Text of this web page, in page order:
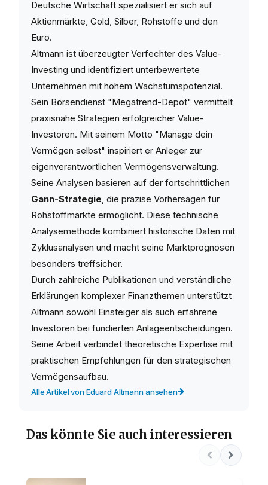
Deutsche Wirtschaft spezialisiert er sich auf
Aktienmärkte, Gold, Silber, Rohstoffe und den
Euro.
Altmann ist überzeugter Verfechter des Value-
Investing und identifiziert unterbewertete
Unternehmen mit hohem Wachstumspotenzial.
Sein Börsendienst "Megatrend-Depot" vermittelt
praxisnahe Strategien erfolgreicher Value-
Investoren. Mit seinem Motto "Manage dein
Vermögen selbst" inspiriert er Anleger zur
eigenverantwortlichen Vermögensverwaltung.
Seine Analysen basieren auf der fortschrittlichen
Gann-Strategie , die präzise Vorhersagen für
Rohstoffmärkte ermöglicht. Diese technische
Analysemethode kombiniert historische Daten mit
Zyklusanalysen und macht seine Marktprognosen
besonders treffsicher.
Durch zahlreiche Publikationen und verständliche
Erklärungen komplexer Finanzthemen unterstützt
Altmann sowohl Einsteiger als auch erfahrene
Investoren bei fundierten Anlageentscheidungen.
Seine Arbeit verbindet theoretische Expertise mit
praktischen Empfehlungen für den strategischen
Vermögensaufbau.
Alle Artikel von Eduard Altmann ansehen
Das könnte Sie auch interessieren